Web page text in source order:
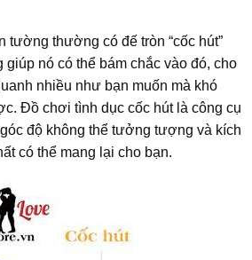
tường thường có đế tròn “cốc hút”
giúp nó có thể bám chắc vào đó, cho
nhiều như bạn muốn mà khó
Đồ chơi tình dục cốc hút là công cụ
độ không thể tưởng tượng và kích
có thể mang lại cho bạn.